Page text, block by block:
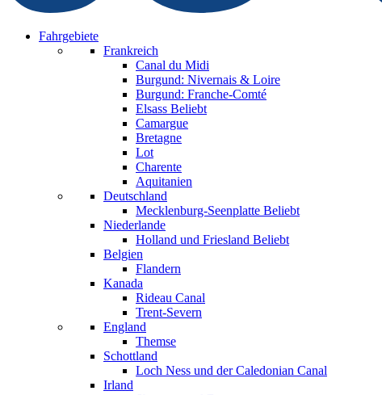
Fahrgebiete
Frankreich
Canal du Midi
Burgund: Nivernais & Loire
Burgund: Franche-Comté
Elsass Beliebt
Camargue
Bretagne
Lot
Charente
Aquitanien
Deutschland
Mecklenburg-Seenplatte Beliebt
Niederlande
Holland und Friesland Beliebt
Belgien
Flandern
Kanada
Rideau Canal
Trent-Severn
England
Themse
Schottland
Loch Ness und der Caledonian Canal
Irland